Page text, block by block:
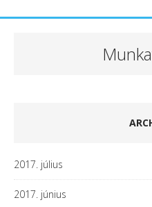
2017. július
2017. június